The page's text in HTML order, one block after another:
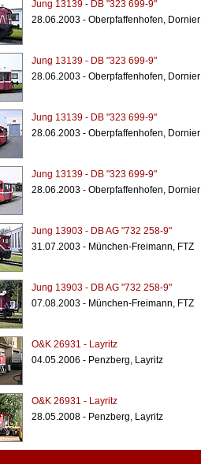
Jung 13139 - DB "323 699-9"
28.06.2003 - Oberpfaffenhofen, Dornier
Jung 13139 - DB "323 699-9"
28.06.2003 - Oberpfaffenhofen, Dornier
Jung 13139 - DB "323 699-9"
28.06.2003 - Oberpfaffenhofen, Dornier
Jung 13139 - DB "323 699-9"
28.06.2003 - Oberpfaffenhofen, Dornier
Jung 13903 - DB AG "732 258-9"
31.07.2003 - München-Freimann, FTZ
Jung 13903 - DB AG "732 258-9"
07.08.2003 - München-Freimann, FTZ
O&K 26931 - Layritz
04.05.2006 - Penzberg, Layritz
O&K 26931 - Layritz
28.05.2008 - Penzberg, Layritz